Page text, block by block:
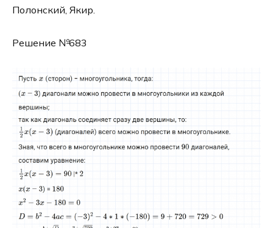
Полонский, Якир.
Решение №683